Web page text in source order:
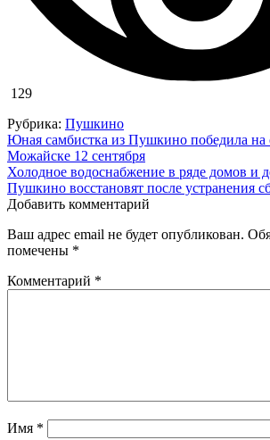
129
Рубрика: Пушкино
Навигация
по
записям
Юная самбистка из Пушкино победила на
Можайске 12 сентября
Холодное водоснабжение в ряде домов и
Пушкино восстановят после устранения
Добавить комментарий
Ваш адрес email не будет опубликован.
помечены *
Комментарий *
Имя *